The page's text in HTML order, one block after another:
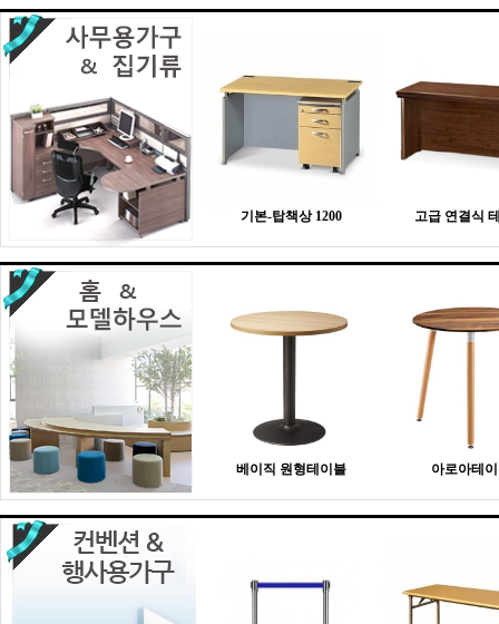
기본-탑책상 1200 고급 연결식
베이직 원형테이블 아로아테